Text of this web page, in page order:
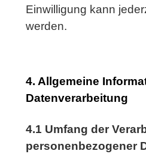
Einwilligung kann
werden.
4. Allgemeine
Datenverarbeitung
4.1 Umfang der
personenbezogener